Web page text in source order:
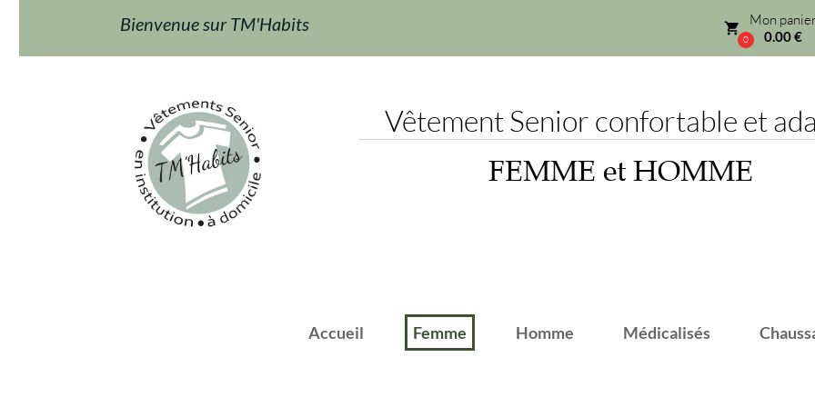
0
Mon panier
0.00 €
Bienvenue sur TM'Habits
Vêtement Senior confortable et
FEMME et HOMME
Accueil Femme Homme Médicalisés